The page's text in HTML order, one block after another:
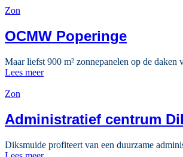
Zon
OCMW Poperinge
Maar liefst 900 m² zonnepanelen op de daken
Lees meer
Zon
Administratief centrum
Diksmuide profiteert van een duurzame